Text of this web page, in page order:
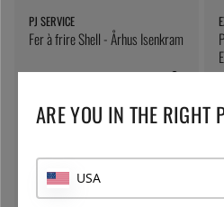
PJ SERVICE
Fer à frire Shell - Århus Isenkram
ARE YOU IN THE RIGHT
USA